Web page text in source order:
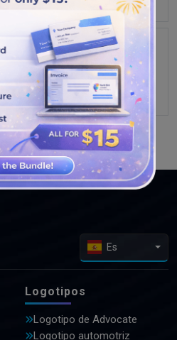
DISEÑOS
Es
Logotipos
Logotipo de Advocate
Logotipo automotriz